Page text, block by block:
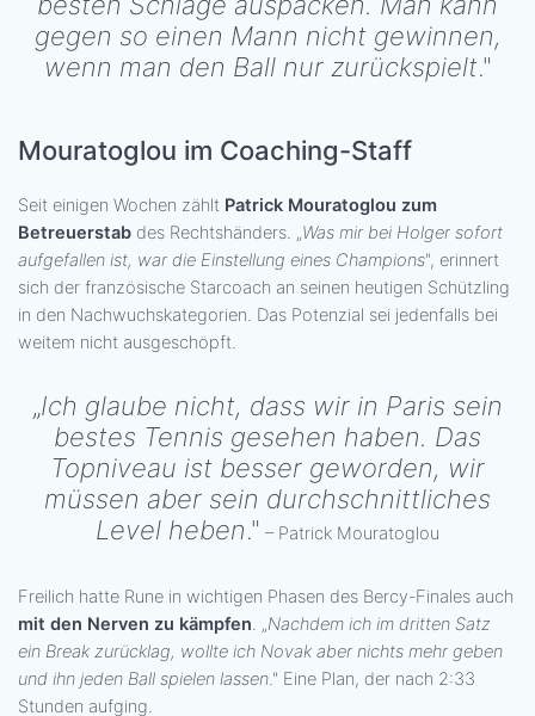
gegen so einen Mann nicht gewinnen,
wenn man den Ball nur zurückspielt."
Mouratoglou im Coaching-Staff
Seit einigen Wochen zählt Patrick Mouratoglou zum
Betreuerstab des Rechtshänders. „Was mir bei Holger sofort
aufgefallen ist, war die Einstellung eines Champions", erinnert
sich der französische Starcoach an seinen heutigen Schützling
in den Nachwuchskategorien. Das Potenzial sei jedenfalls bei
weitem nicht ausgeschöpft.
„Ich glaube nicht, dass wir in Paris sein
bestes Tennis gesehen haben. Das
Topniveau ist besser geworden, wir
müssen aber sein durchschnittliches
Level heben." – Patrick Mouratoglou
Freilich hatte Rune in wichtigen Phasen des Bercy-Finales auch
mit den Nerven zu kämpfen. „Nachdem ich im dritten Satz
ein Break zurücklag, wollte ich Novak aber nichts mehr geben
und ihn jeden Ball spielen lassen." Eine Plan, der nach 2:33
Stunden aufging.